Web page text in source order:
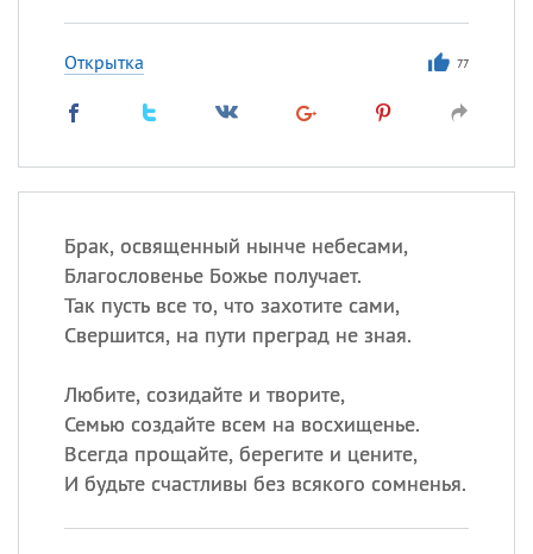
Открытка 77
Брак, освященный нынче небесами,
Благословенье Божье получает.
Так пусть все то, что захотите сами,
Свершится, на пути преград не зная.
Любите, созидайте и творите,
Семью создайте всем на восхищенье.
Всегда прощайте, берегите и цените,
И будьте счастливы без всякого сомненья.